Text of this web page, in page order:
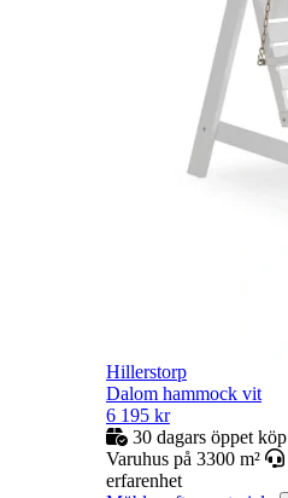
Hillerstorp
Dalom hammock vit
6 195 kr
30 dagars öppet köp
Varuhus på 3300 m²
erfarenhet